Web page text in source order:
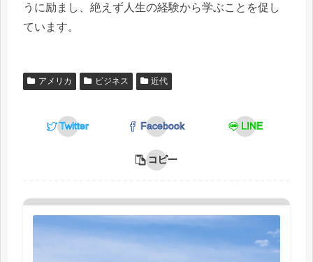
うに励まし、絶えず人生の経験から学ぶことを促し
ています。
アメリカ ビジネス 近代
Twitter Facebook LINE
コピー